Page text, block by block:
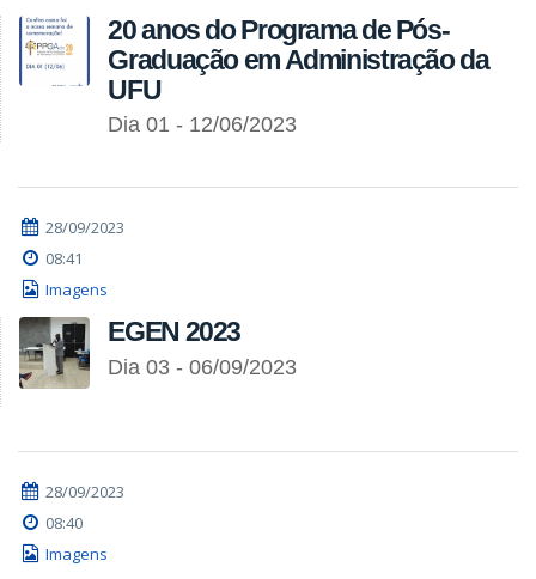
20 anos do Programa de Pós-
Graduação em Administração da
UFU
Dia 01 - 12/06/2023
28/09/2023
08:41
Imagens
EGEN 2023
Dia 03 - 06/09/2023
28/09/2023
08:40
Imagens